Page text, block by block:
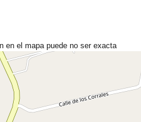
en el mapa puede no ser exacta